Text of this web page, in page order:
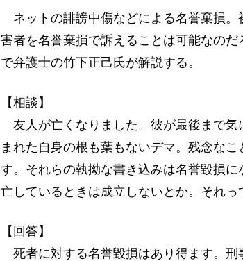
ネットの誹謗中傷などによる名誉棄損。
害者を名誉棄損で訴えることは可能なの
で弁護士の竹下正己氏が解説する。
【相談】
友人が亡くなりました。彼が最後まで気
まれた自身の根も葉もないデマ。残念な
す。それらの執拗な書き込みは名誉毀損
亡しているときは成立しないとか。それっ
【回答】
死者に対する名誉毀損はあり得ます。